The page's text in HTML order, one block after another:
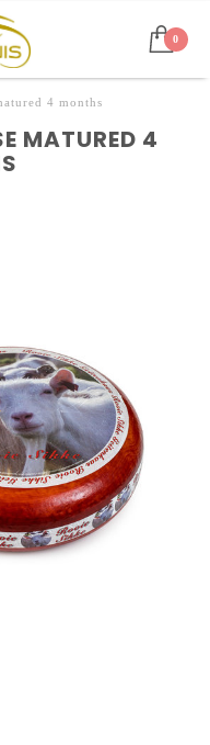
0
4 months
MATURED 4